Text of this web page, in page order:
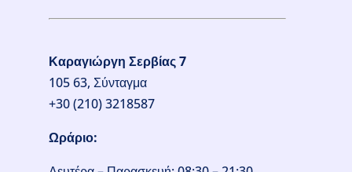
Καραγιώργη Σερβίας 7
105 63, Σύνταγμα
+30 (210) 3218587
Ωράριο: